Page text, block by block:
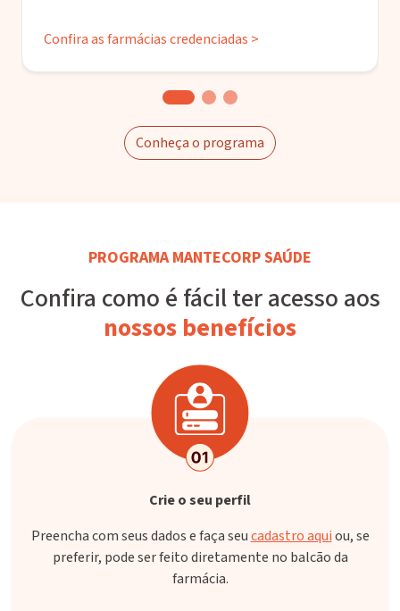
Confira as farmácias credenciadas >
Conheça o programa
PROGRAMA MANTECORP SAÚDE
Confira como é fácil ter acesso aos
nossos benefícios
Crie o seu perfil
Preencha com seus dados e faça seucadastro aquiou, se
preferir, pode ser feito diretamente no balcão da
farmácia.